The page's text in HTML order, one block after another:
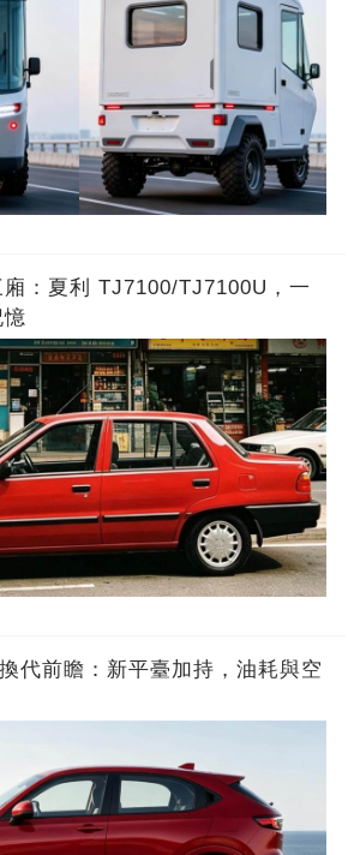
：夏利 TJ7100/TJ7100U，一
代前瞻：新平臺加持，油耗與空